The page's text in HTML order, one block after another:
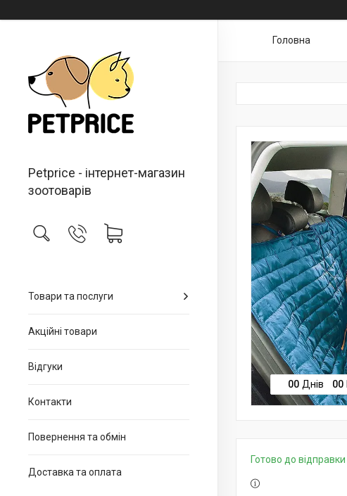
Petprice - інтернет-магазин
зоотоварів
Товари та послуги
Акційні товари
Відгуки
Контакти
Повернення та обмін
Доставка та оплата
Головна
00 Днів 00
Готово до відправки